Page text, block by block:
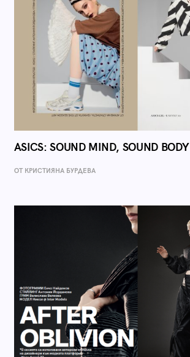
ASICS: SOUND MIND, SOUND BODY
ОТ КРИСТИЯНА БУРДЕВА